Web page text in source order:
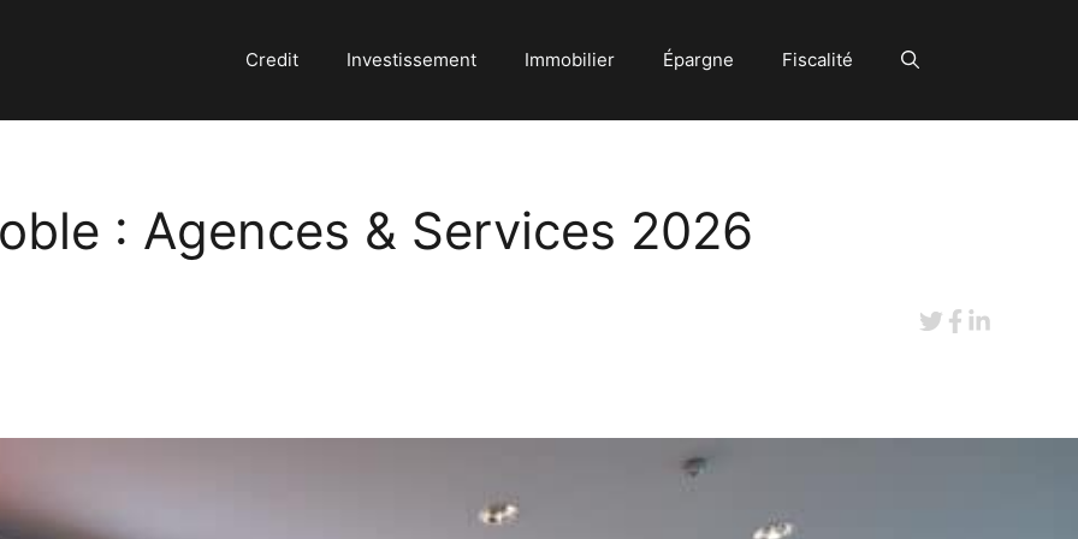
Credit Investissement Immobilier Épargne Fiscalité
: Agences & Services 2026